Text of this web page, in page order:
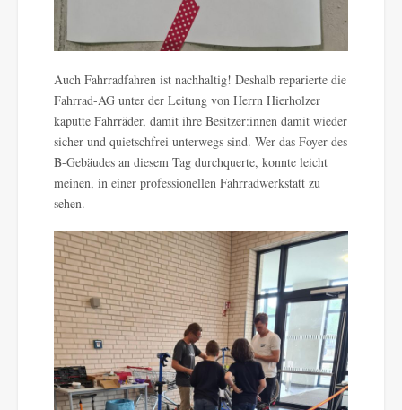
Auch Fahrradfahren ist nachhaltig! Deshalb reparierte die
Fahrrad-AG unter der Leitung von Herrn Hierholzer
kaputte Fahrräder, damit ihre Besitzer:innen damit wieder
sicher und quietschfrei unterwegs sind. Wer das Foyer des
B-Gebäudes an diesem Tag durchquerte, konnte leicht
meinen, in einer professionellen Fahrradwerkstatt zu
sehen.